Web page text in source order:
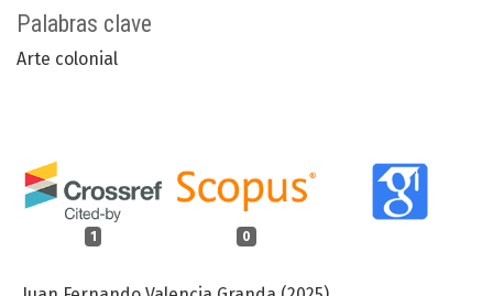
Palabras clave
Arte colonial
1 0